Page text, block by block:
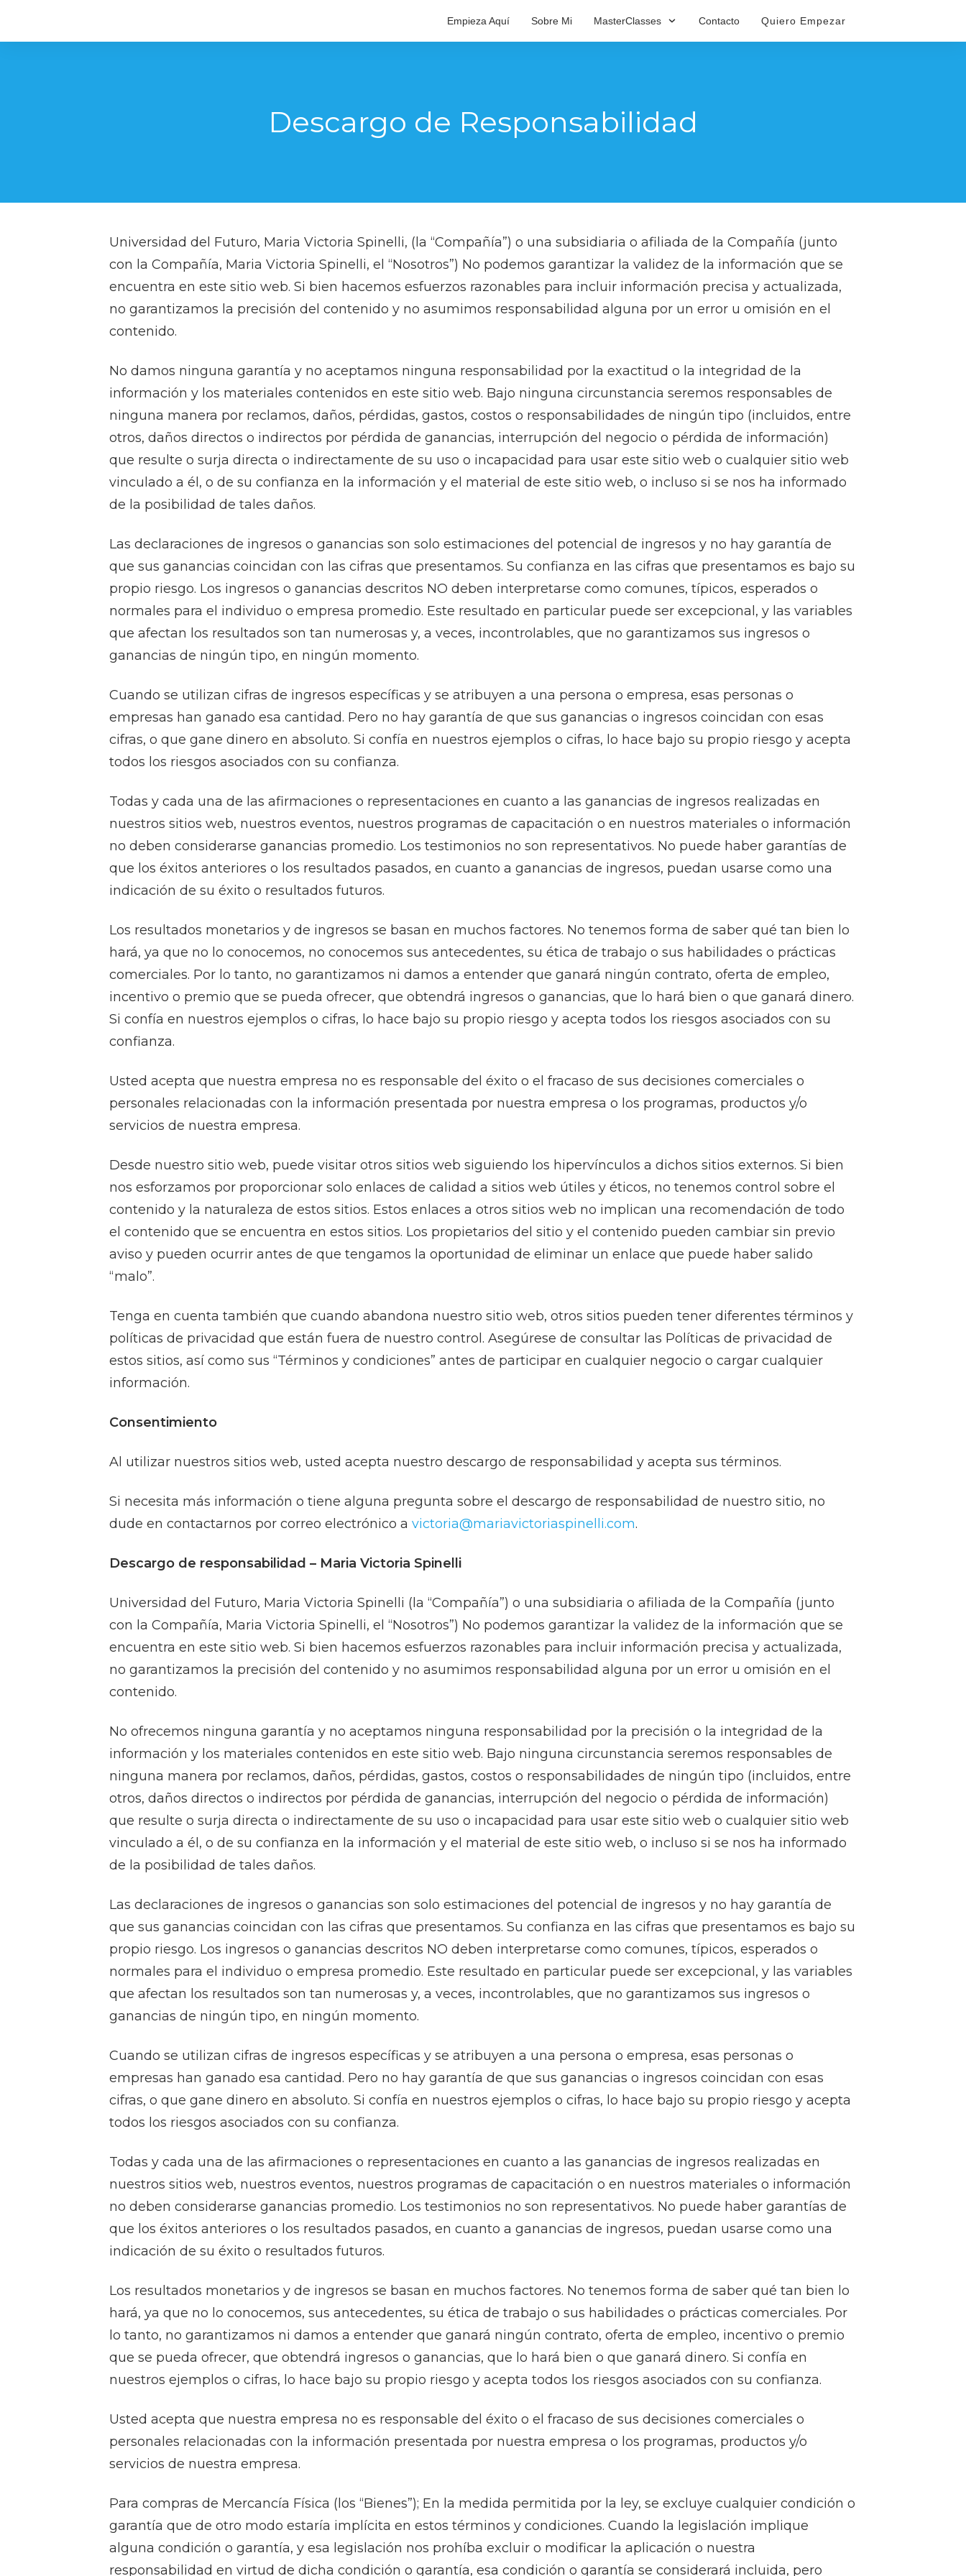
Empieza Aquí Sobre Mi MasterClasses Contacto Quiero Empezar
Descargo de Responsabilidad
Universidad del Futuro, Maria Victoria Spinelli, (la “Compañía”) o una subsidiaria o afiliada de la Compañía (junto
con la Compañía, Maria Victoria Spinelli, el “Nosotros”) No podemos garantizar la validez de la información que se
encuentra en este sitio web. Si bien hacemos esfuerzos razonables para incluir información precisa y actualizada,
no garantizamos la precisión del contenido y no asumimos responsabilidad alguna por un error u omisión en el
contenido.
No damos ninguna garantía y no aceptamos ninguna responsabilidad por la exactitud o la integridad de la
información y los materiales contenidos en este sitio web. Bajo ninguna circunstancia seremos responsables de
ninguna manera por reclamos, daños, pérdidas, gastos, costos o responsabilidades de ningún tipo (incluidos, entre
otros, daños directos o indirectos por pérdida de ganancias, interrupción del negocio o pérdida de información)
que resulte o surja directa o indirectamente de su uso o incapacidad para usar este sitio web o cualquier sitio web
vinculado a él, o de su confianza en la información y el material de este sitio web, o incluso si se nos ha informado
de la posibilidad de tales daños.
Las declaraciones de ingresos o ganancias son solo estimaciones del potencial de ingresos y no hay garantía de
que sus ganancias coincidan con las cifras que presentamos. Su confianza en las cifras que presentamos es bajo su
propio riesgo. Los ingresos o ganancias descritos NO deben interpretarse como comunes, típicos, esperados o
normales para el individuo o empresa promedio. Este resultado en particular puede ser excepcional, y las variables
que afectan los resultados son tan numerosas y, a veces, incontrolables, que no garantizamos sus ingresos o
ganancias de ningún tipo, en ningún momento.
Cuando se utilizan cifras de ingresos específicas y se atribuyen a una persona o empresa, esas personas o
empresas han ganado esa cantidad. Pero no hay garantía de que sus ganancias o ingresos coincidan con esas
cifras, o que gane dinero en absoluto. Si confía en nuestros ejemplos o cifras, lo hace bajo su propio riesgo y acepta
todos los riesgos asociados con su confianza.
Todas y cada una de las afirmaciones o representaciones en cuanto a las ganancias de ingresos realizadas en
nuestros sitios web, nuestros eventos, nuestros programas de capacitación o en nuestros materiales o información
no deben considerarse ganancias promedio. Los testimonios no son representativos. No puede haber garantías de
que los éxitos anteriores o los resultados pasados, en cuanto a ganancias de ingresos, puedan usarse como una
indicación de su éxito o resultados futuros.
Los resultados monetarios y de ingresos se basan en muchos factores. No tenemos forma de saber qué tan bien lo
hará, ya que no lo conocemos, no conocemos sus antecedentes, su ética de trabajo o sus habilidades o prácticas
comerciales. Por lo tanto, no garantizamos ni damos a entender que ganará ningún contrato, oferta de empleo,
incentivo o premio que se pueda ofrecer, que obtendrá ingresos o ganancias, que lo hará bien o que ganará dinero.
Si confía en nuestros ejemplos o cifras, lo hace bajo su propio riesgo y acepta todos los riesgos asociados con su
confianza.
Usted acepta que nuestra empresa no es responsable del éxito o el fracaso de sus decisiones comerciales o
personales relacionadas con la información presentada por nuestra empresa o los programas, productos y/o
servicios de nuestra empresa.
Desde nuestro sitio web, puede visitar otros sitios web siguiendo los hipervínculos a dichos sitios externos. Si bien
nos esforzamos por proporcionar solo enlaces de calidad a sitios web útiles y éticos, no tenemos control sobre el
contenido y la naturaleza de estos sitios. Estos enlaces a otros sitios web no implican una recomendación de todo
el contenido que se encuentra en estos sitios. Los propietarios del sitio y el contenido pueden cambiar sin previo
aviso y pueden ocurrir antes de que tengamos la oportunidad de eliminar un enlace que puede haber salido
“malo”.
Tenga en cuenta también que cuando abandona nuestro sitio web, otros sitios pueden tener diferentes términos y
políticas de privacidad que están fuera de nuestro control. Asegúrese de consultar las Políticas de privacidad de
estos sitios, así como sus “Términos y condiciones” antes de participar en cualquier negocio o cargar cualquier
información.
Consentimiento
Al utilizar nuestros sitios web, usted acepta nuestro descargo de responsabilidad y acepta sus términos.
Si necesita más información o tiene alguna pregunta sobre el descargo de responsabilidad de nuestro sitio, no
dude en contactarnos por correo electrónico a victoria@mariavictoriaspinelli.com.
Descargo de responsabilidad – Maria Victoria Spinelli
Universidad del Futuro, Maria Victoria Spinelli (la “Compañía”) o una subsidiaria o afiliada de la Compañía (junto
con la Compañía, Maria Victoria Spinelli, el “Nosotros”) No podemos garantizar la validez de la información que se
encuentra en este sitio web. Si bien hacemos esfuerzos razonables para incluir información precisa y actualizada,
no garantizamos la precisión del contenido y no asumimos responsabilidad alguna por un error u omisión en el
contenido.
No ofrecemos ninguna garantía y no aceptamos ninguna responsabilidad por la precisión o la integridad de la
información y los materiales contenidos en este sitio web. Bajo ninguna circunstancia seremos responsables de
ninguna manera por reclamos, daños, pérdidas, gastos, costos o responsabilidades de ningún tipo (incluidos, entre
otros, daños directos o indirectos por pérdida de ganancias, interrupción del negocio o pérdida de información)
que resulte o surja directa o indirectamente de su uso o incapacidad para usar este sitio web o cualquier sitio web
vinculado a él, o de su confianza en la información y el material de este sitio web, o incluso si se nos ha informado
de la posibilidad de tales daños.
Las declaraciones de ingresos o ganancias son solo estimaciones del potencial de ingresos y no hay garantía de
que sus ganancias coincidan con las cifras que presentamos. Su confianza en las cifras que presentamos es bajo su
propio riesgo. Los ingresos o ganancias descritos NO deben interpretarse como comunes, típicos, esperados o
normales para el individuo o empresa promedio. Este resultado en particular puede ser excepcional, y las variables
que afectan los resultados son tan numerosas y, a veces, incontrolables, que no garantizamos sus ingresos o
ganancias de ningún tipo, en ningún momento.
Cuando se utilizan cifras de ingresos específicas y se atribuyen a una persona o empresa, esas personas o
empresas han ganado esa cantidad. Pero no hay garantía de que sus ganancias o ingresos coincidan con esas
cifras, o que gane dinero en absoluto. Si confía en nuestros ejemplos o cifras, lo hace bajo su propio riesgo y acepta
todos los riesgos asociados con su confianza.
Todas y cada una de las afirmaciones o representaciones en cuanto a las ganancias de ingresos realizadas en
nuestros sitios web, nuestros eventos, nuestros programas de capacitación o en nuestros materiales o información
no deben considerarse ganancias promedio. Los testimonios no son representativos. No puede haber garantías de
que los éxitos anteriores o los resultados pasados, en cuanto a ganancias de ingresos, puedan usarse como una
indicación de su éxito o resultados futuros.
Los resultados monetarios y de ingresos se basan en muchos factores. No tenemos forma de saber qué tan bien lo
hará, ya que no lo conocemos, sus antecedentes, su ética de trabajo o sus habilidades o prácticas comerciales. Por
lo tanto, no garantizamos ni damos a entender que ganará ningún contrato, oferta de empleo, incentivo o premio
que se pueda ofrecer, que obtendrá ingresos o ganancias, que lo hará bien o que ganará dinero. Si confía en
nuestros ejemplos o cifras, lo hace bajo su propio riesgo y acepta todos los riesgos asociados con su confianza.
Usted acepta que nuestra empresa no es responsable del éxito o el fracaso de sus decisiones comerciales o
personales relacionadas con la información presentada por nuestra empresa o los programas, productos y/o
servicios de nuestra empresa.
Para compras de Mercancía Física (los “Bienes”); En la medida permitida por la ley, se excluye cualquier condición o
garantía que de otro modo estaría implícita en estos términos y condiciones. Cuando la legislación implique
alguna condición o garantía, y esa legislación nos prohíba excluir o modificar la aplicación o nuestra
responsabilidad en virtud de dicha condición o garantía, esa condición o garantía se considerará incluida, pero